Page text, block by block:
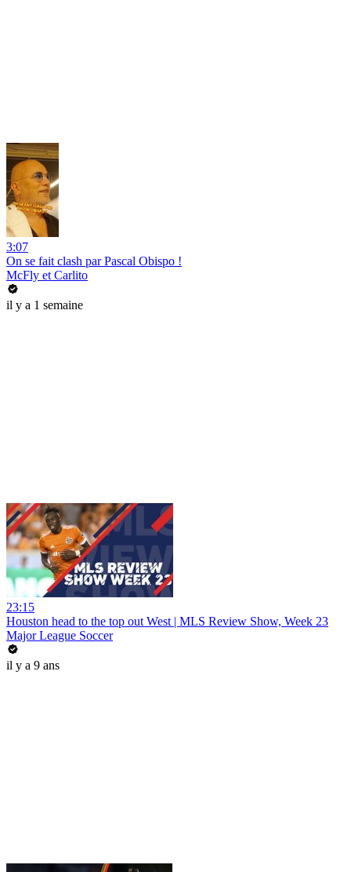
3:07
On se fait clash par Pascal Obispo !
McFly et Carlito
il y a 1 semaine
23:15
Houston head to the top out West | MLS Review Show, Week 23
Major League Soccer
il y a 9 ans